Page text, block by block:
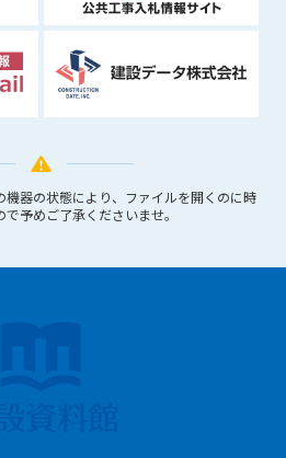
器の状態により、ファイルを開くのに時
予めご了承くださいませ。
は､一切の責任をも負わないものと
年齢、メールアドレスその他本サー
者が知り得た会員の個人情報（以下
開示または提供しないものとしま
の開示に事前に同意している場合